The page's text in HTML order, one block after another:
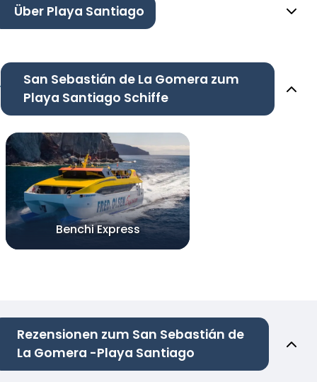
Über Playa Santiago
San Sebastián de La Gomera zum
Playa Santiago Schiffe
Benchi Express
Rezensionen zum San Sebastián de
La Gomera -Playa Santiago